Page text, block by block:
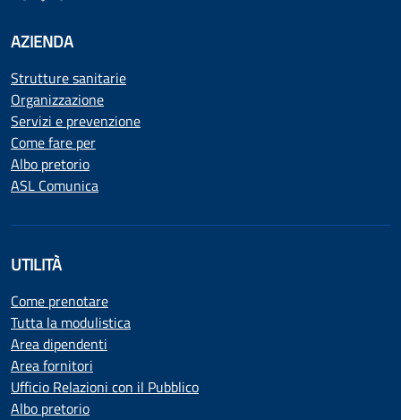
AZIENDA
Strutture sanitarie
Organizzazione
Servizi e prevenzione
Come fare per
Albo pretorio
ASL Comunica
UTILITÀ
Come prenotare
Tutta la modulistica
Area dipendenti
Area fornitori
Ufficio Relazioni con il Pubblico
Albo pretorio